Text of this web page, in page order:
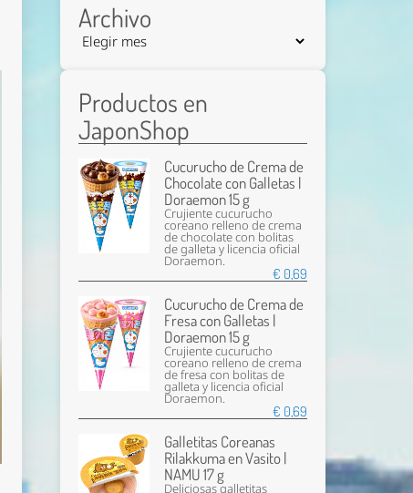
Archivo
Productos en
JaponShop
Cucurucho de Crema de
Chocolate con Galletas |
Doraemon 15 g
Crujiente cucurucho
coreano relleno de crema
de chocolate con bolitas
de galleta y licencia oficial
Doraemon.
€ 0,69
Cucurucho de Crema de
Fresa con Galletas |
Doraemon 15 g
Crujiente cucurucho
coreano relleno de crema
de fresa con bolitas de
galleta y licencia oficial
Doraemon.
€ 0,69
Galletitas Coreanas
Rilakkuma en Vasito |
NAMU 17 g
Deliciosas galletitas